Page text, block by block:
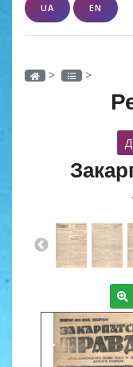
UA EN
> >